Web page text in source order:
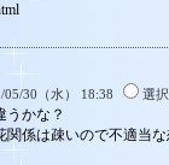
30（水） 18:38 選択
うかな？
係は疎いので不適当